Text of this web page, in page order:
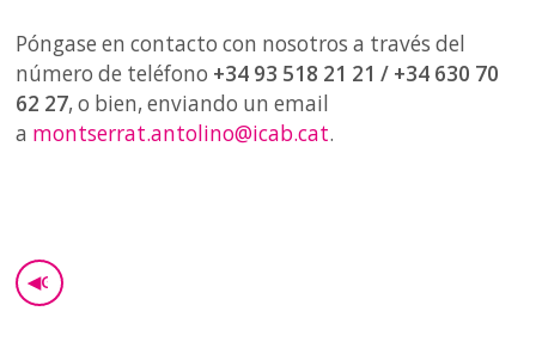
Póngase en contacto con nosotros a través del
número de teléfono +34 93 518 21 21 / +34 630 70
62 27, o bien, enviando un email
a montserrat.antolino@icab.cat.
◀GO BACK